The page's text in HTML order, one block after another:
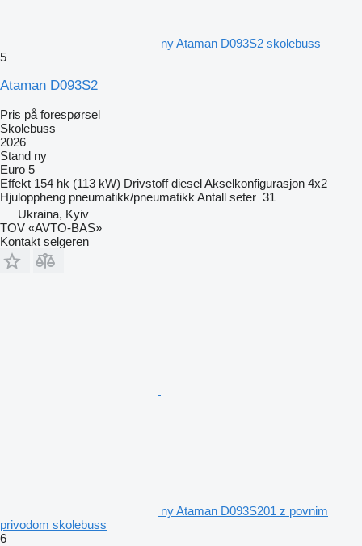
ny Ataman D093S2 skolebuss
5
Ataman D093S2
Pris på forespørsel
Skolebuss
2026
Stand ny
Euro 5
Effekt 154 hk (113 kW) Drivstoff dieselAkselkonfigurasjon 4x2
Hjuloppheng pneumatikk/pneumatikk Antall seter 31
Ukraina, Kyiv
TOV «AVTO-BAS»
Kontakt selgeren
ny Ataman D093S201 z povnim
privodom skolebuss
6